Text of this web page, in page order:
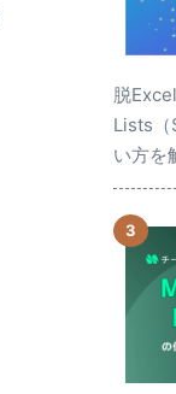
脱
Lists（
い方を